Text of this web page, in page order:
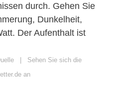
durch. Gehen Sie
Dunkelheit,
Der Aufenthalt ist
| Sehen Sie sich die
an